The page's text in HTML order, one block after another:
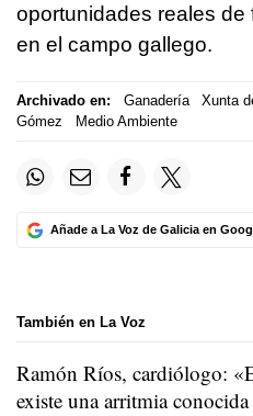
oportunidades reales de
en el campo gallego.
Archivado en: Ganadería Xunta
Gómez
Medio Ambiente
Añade a La Voz de Galicia en
También en La Voz
Ramón Ríos, cardiólogo:
existe una arritmia